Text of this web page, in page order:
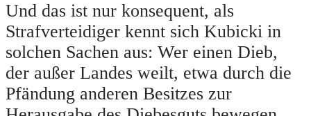
Und das ist nur konsequent, als
Strafverteidiger kennt sich Kubicki in
solchen Sachen aus: Wer einen Dieb,
der außer Landes weilt, etwa durch die
Pfändung anderen Besitzes zur